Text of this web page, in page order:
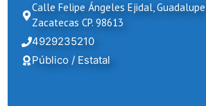
Calle Felipe Ángeles Ejidal,
Zacatecas CP. 98613
4929235210
Público / Estatal